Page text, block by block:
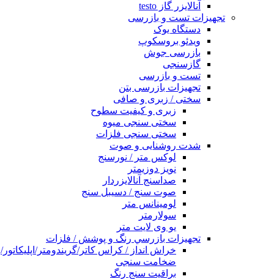
آنالایزر گاز testo
تجهیزات تست و بازرسی
دستگاه یوک
ویدئو بروسکوپ
بازرسی جوش
گازسنجی
تست و بازرسی
تجهیزات بازرسی بتن
سختی / زبری و صافی
زبری و کیفیت سطوح
سختی سنجی میوه
سختی سنجی فلزات
شدت روشنایی و صوت
لوکس متر / نورسنج
نویز دوزیمتر
صداسنج آنالایزردار
صوت سنج / دسیبل سنج
لومینانس متر
سولارمتر
یو وی لایت متر
تجهیزات بازرسي رنگ و پوشش / فلزات
خراش انداز / کراس کاتر/گریندومتر/اپلیکاتور/
ضخامت سنجی
براقیت سنج رنگ